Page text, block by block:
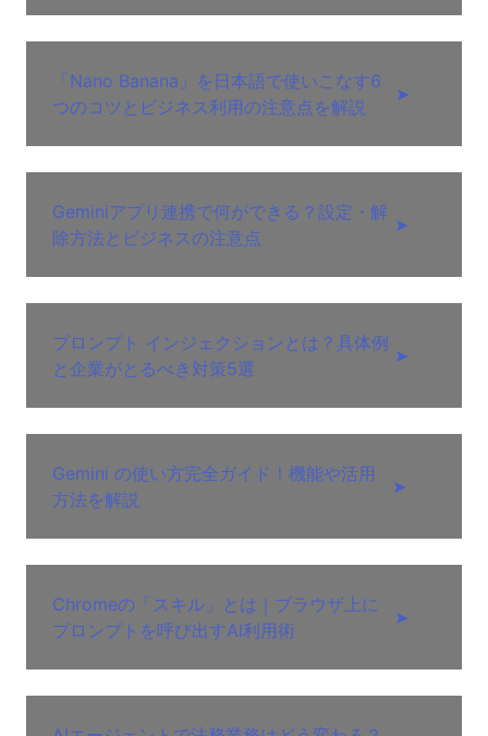
「Nano Banana」を日本語で使いこなす6
つのコツとビジネス利用の注意点を解説
➤
Geminiアプリ連携で何ができる？設定・解
除方法とビジネスの注意点
➤
プロンプト インジェクションとは？具体例
と企業がとるべき対策5選
➤
Gemini の使い方完全ガイド！機能や活用
方法を解説
➤
Chromeの「スキル」とは｜ブラウザ上に
プロンプトを呼び出すAI利用術
➤